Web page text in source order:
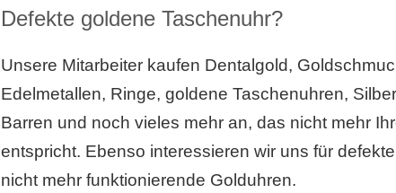
Defekte goldene Taschenuhr?
Unsere Mitarbeiter kaufen Dentalgold,
Edelmetallen, Ringe, goldene Taschenuhren,
Barren und noch vieles mehr an, das nicht mehr
entspricht. Ebenso interessieren wir uns für
nicht mehr funktionierende Golduhren.